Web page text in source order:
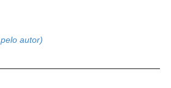
autor)